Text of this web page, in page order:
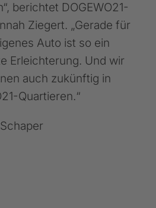
berichtet DOGEWO21-
Ziegert. „Gerade für
Auto ist so ein
Erleichterung. Und wir
auch zukünftig in
Quartieren.“